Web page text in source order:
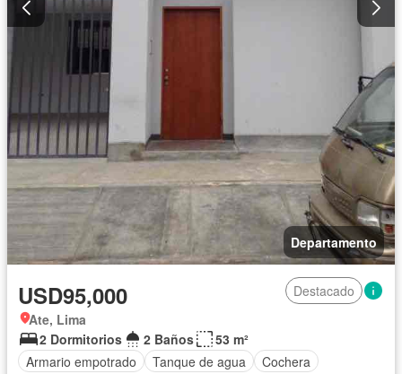
Departamento
USD95,000
Destacado
Ate, Lima
2 Dormitorios
2 Baños
53 m²
Armario empotrado
Tanque de agua Cochera